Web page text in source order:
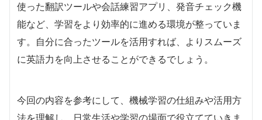
使った翻訳ツールや会話練習アプリ、発音チェック機
能など、学習をより効率的に進める環境が整っていま
す。自分に合ったツールを活用すれば、よりスムーズ
に英語力を向上させることができるでしょう。
今回の内容を参考にして、機械学習の仕組みや活用方